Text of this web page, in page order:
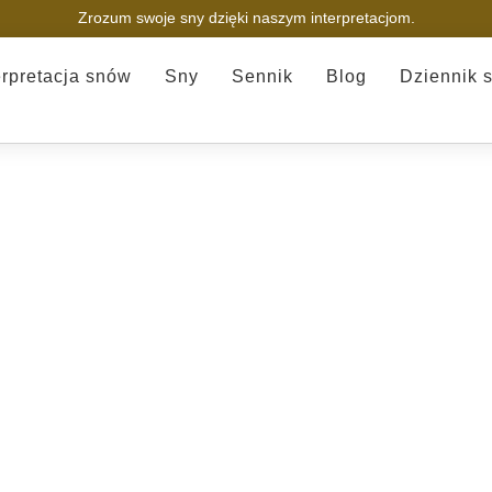
Zrozum swoje sny dzięki naszym interpretacjom.
snów Sny Sennik Blog Dziennik